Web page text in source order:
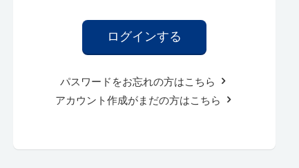
パスワードをお忘れの方はこちら
アカウント作成がまだの方はこちら